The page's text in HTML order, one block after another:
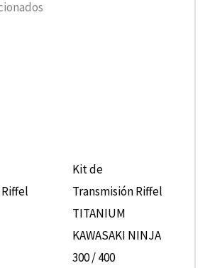
Kit de
Transmisión Riffel
TITANIUM
KAWASAKI NINJA
300 / 400